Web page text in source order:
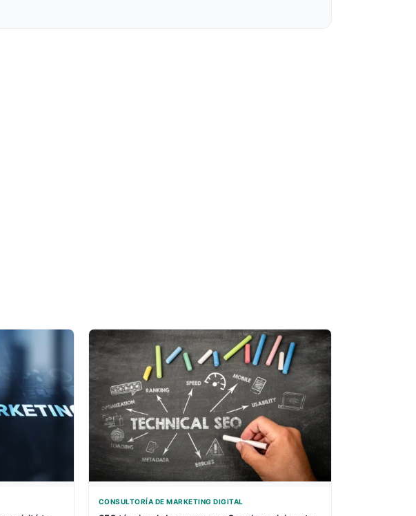
CONSULTORÍA DE MARKETING DIGITAL